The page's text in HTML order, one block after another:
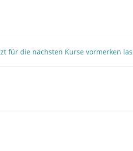
für die nächsten Kurse vormerken